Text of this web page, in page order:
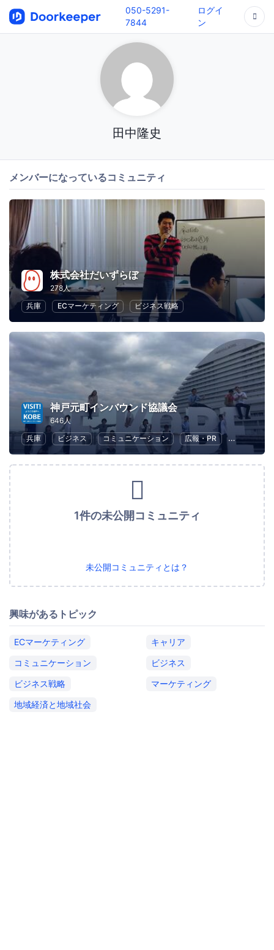
050-5291-
7844
ログイ
ン
田中隆史
メンバーになっているコミュニティ
株式会社だいずらぼ
278人
兵庫
ECマーケティング ビジネス戦略
神戸元町インバウンド協議会
646人
兵庫
ビジネス コミュニケーション 広報・PR 地域経済と
1件の未公開コミュニティ
未公開コミュニティとは？
興味があるトピック
ECマーケティング
キャリア
コミュニケーション
ビジネス
ビジネス戦略
マーケティング
地域経済と地域社会